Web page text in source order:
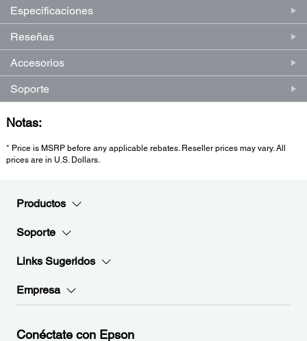
Especificaciones
Reseñas
Accesorios
Soporte
Notas:
* Price is MSRP before any applicable rebates. Reseller prices may vary. All
prices are in U.S. Dollars.
Productos
Soporte
Links Sugeridos
Empresa
Conéctate con Epson